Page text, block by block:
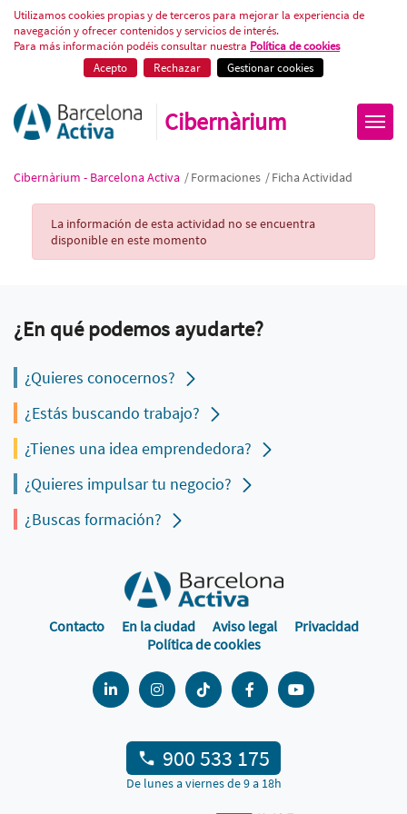
Ficha Actividad
Utilizamos cookies propias y de terceros para mejorar la experiencia de
navegación y ofrecer contenidos y servicios de interés.
Para más información podéis consultar nuestra Política de cookies
Acepto
Rechazar Gestionar cookies
Cibernàrium
Cibernàrium - Barcelona Activa /Formaciones /Ficha Actividad
Activity Record
La información de esta actividad no se encuentra
disponible en este momento
¿En qué podemos ayudarte?
¿Quieres conocernos?
¿Estás buscando trabajo?
¿Tienes una idea emprendedora?
¿Quieres impulsar tu negocio?
¿Buscas formación?
Contacto En la ciudad Aviso legal
Privacidad
Política de cookies
900 533 175
De lunes a viernes de 9 a 18h